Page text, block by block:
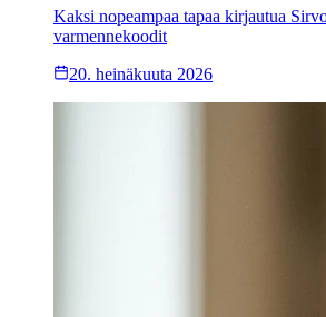
Kaksi nopeampaa tapaa kirjautua
varmennekoodit
20. heinäkuuta 2026